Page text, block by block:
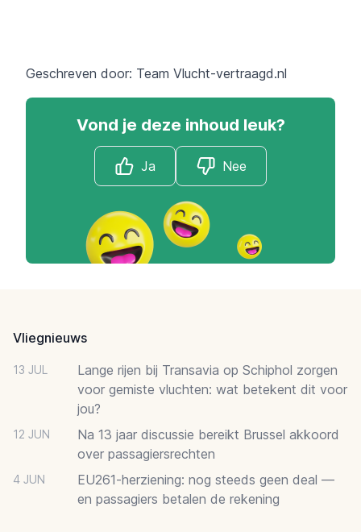
Geschreven door: Team Vlucht-vertraagd.nl
Vond je deze inhoud leuk?
Ja Nee
Vliegnieuws
13 JUL
Lange rijen bij Transavia op Schiphol zorgen
voor gemiste vluchten: wat betekent dit voor
jou?
12 JUN
Na 13 jaar discussie bereikt Brussel akkoord
over passagiersrechten
4 JUN
EU261-herziening: nog steeds geen deal —
en passagiers betalen de rekening